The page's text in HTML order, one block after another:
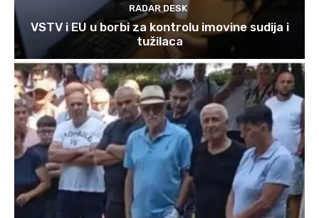
RADAR DESK
VSTV i EU u borbi za kontrolu imovine sudija i
tužilaca